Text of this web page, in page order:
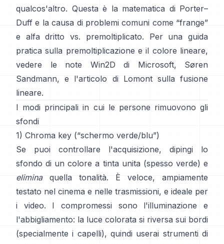
qualcos'altro. Questa è la matematica di Porter–
Duff e la causa di problemi comuni come “frange”
e alfa dritto vs. premoltiplicato. Per una guida
pratica sulla premoltiplicazione e il colore lineare,
vedere
le note Win2D di Microsoft,
Søren
Sandmann, e l'articolo di Lomont sulla fusione
lineare.
I modi principali in cui le persone rimuovono gli
sfondi
1) Chroma key (“schermo verde/blu”)
Se puoi controllare l'acquisizione, dipingi lo
sfondo di un colore a tinta unita (spesso verde) e
eliminaquella tonalità. È veloce, ampiamente
testato nel cinema e nelle trasmissioni, e ideale per
i video. I compromessi sono l'illuminazione e
l'abbigliamento: la luce colorata si riversa sui bordi
(specialmente i capelli), quindi userai strumenti di